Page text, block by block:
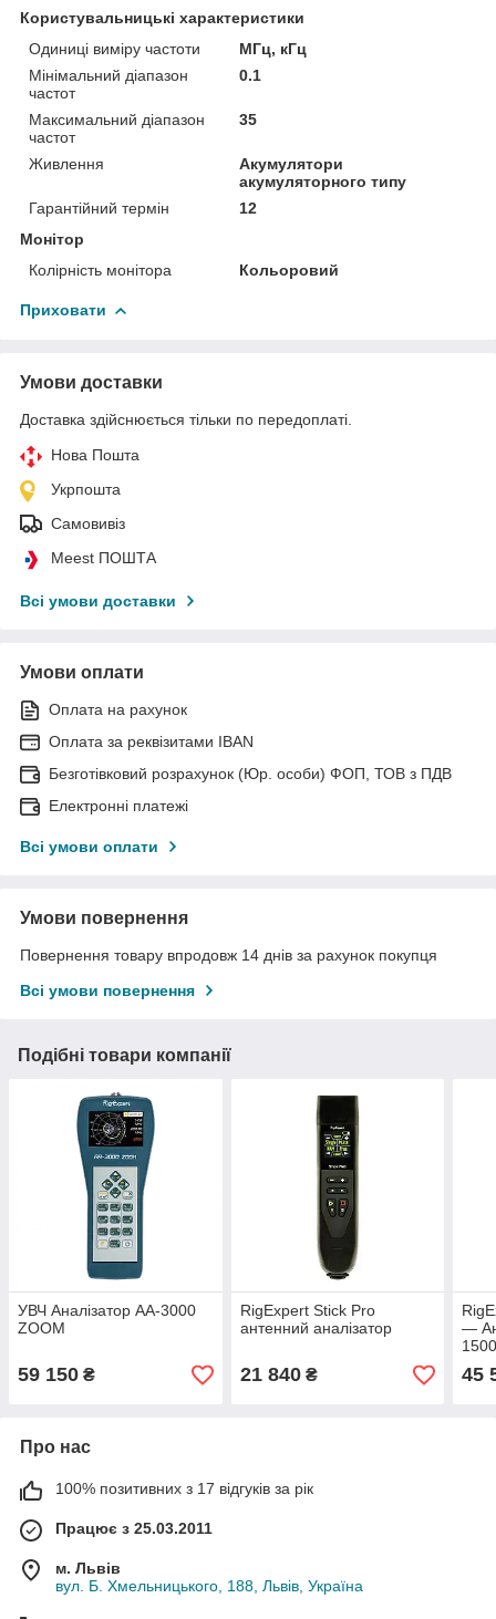
Користувальницькі характеристики
Одиниці виміру частоти
МГц, кГц
Мінімальний діапазон
частот
0.1
Максимальний діапазон
частот
35
Живлення
Акумулятори
акумуляторного типу
Гарантійний термін
12
Монітор
Колірність монітора
Кольоровий
Приховати
Умови доставки
Доставка здійснюється тільки по передоплаті.
Нова Пошта
Укрпошта
Самовивіз
Meest ПОШТА
Всі умови доставки
Умови оплати
Оплата на рахунок
Оплата за реквізитами IBAN
Безготівковий розрахунок (Юр. особи) ФОП, ТОВ з ПДВ
Електронні платежі
Всі умови оплати
Умови повернення
Повернення товару впродовж 14 днів за рахунок покупця
Всі умови повернення
Подібні товари компанії
УВЧ Аналізатор AA-3000
ZOOM
59 150 ₴
RigExpert Stick Pro
антенний аналізатор
21 840₴
—
45
Про нас
100% позитивних з 17 відгуків за рік
Працює з 25.03.2011
м. Львів
вул. Б. Хмельницького, 188, Львів, Україна